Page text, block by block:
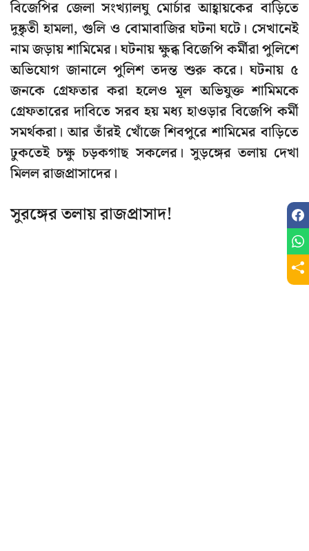
বিজেপির জেলা সংখ্যালঘু মোর্চার আহ্বায়কের বাড়িতে
দুষ্কৃতী হামলা, গুলি ও বোমাবাজির ঘটনা ঘটে। সেখানেই
নাম জড়ায় শামিমের। ঘটনায় ক্ষুব্ধ বিজেপি কর্মীরা পুলিশে
অভিযোগ জানালে পুলিশ তদন্ত শুরু করে। ঘটনায় ৫
জনকে গ্রেফতার করা হলেও মূল অভিযুক্ত শামিমকে
গ্রেফতারের দাবিতে সরব হয় মধ্য হাওড়ার বিজেপি কর্মী
সমর্থকরা। আর তাঁরই খোঁজে শিবপুরে শামিমের বাড়িতে
ঢুকতেই চক্ষু চড়কগাছ সকলের। সুড়ঙ্গের তলায় দেখা
মিলল রাজপ্রাসাদের।
সুরঙ্গের তলায় রাজপ্রাসাদ!